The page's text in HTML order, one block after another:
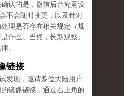
认的是，微信后台究竟设
不会随时变更，以及针对
理是否存在相关规定（规
什么。当然，长期观察、
。
链接
发现，邀请多位大陆用户
镜像链接，通过右上角的